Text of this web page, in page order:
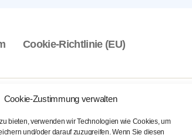
Cookie-Zustimmung verwalten
bieten, verwenden wir Technologien wie Cookies, um
und/oder darauf zuzugreifen. Wenn Sie diesen
Cookie-Richtlinie (EU)